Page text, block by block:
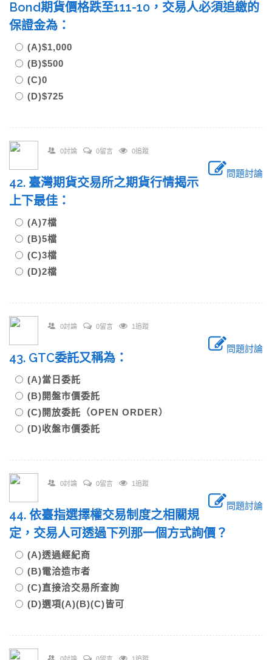
Bond期貨價格跌至111-10，交易人必須追繳的
保證金為：
(A)$1,000
(B)$500
(C)0
(D)$725
0討論 0留言 0追蹤
問題討論
42. 臺灣期貨交易所之期貨行情揭示
上下最佳：
(A)7檔
(B)5檔
(C)3檔
(D)2檔
0討論 0留言 1追蹤
問題討論
43. GTC委託又稱為：
(A)當日委託
(B)開盤市價委託
(C)開放委託（OPEN ORDER）
(D)收盤市價委託
0討論 0留言 1追蹤
問題討論
44. 依臺指選擇權交易制度之相關規
定，交易人可透過下列那一個方式詢價？
(A)透過經紀商
(B)電洽造市者
(C)直接洽交易所查詢
(D)選項(A)(B)(C)皆可